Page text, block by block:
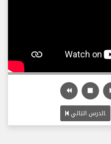
الدرس التالي